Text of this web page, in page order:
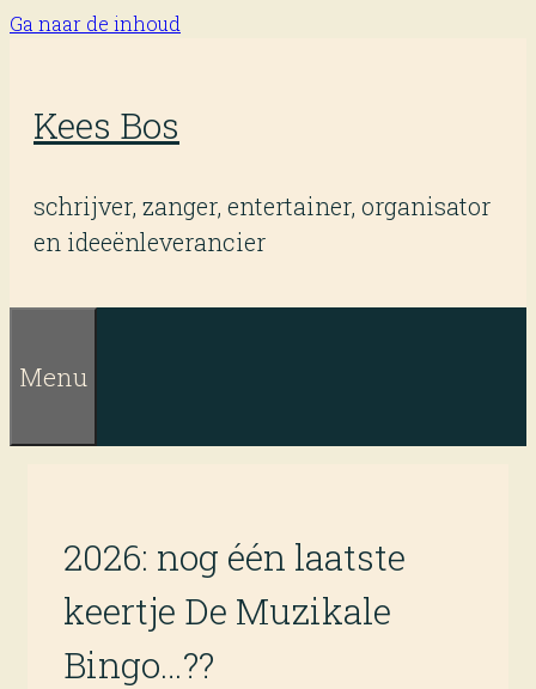
Ga naar de inhoud
Kees Bos
schrijver, zanger, entertainer, organisator
en ideeënleverancier
Menu
2026: nog één laatste
keertje De Muzikale
Bingo…??